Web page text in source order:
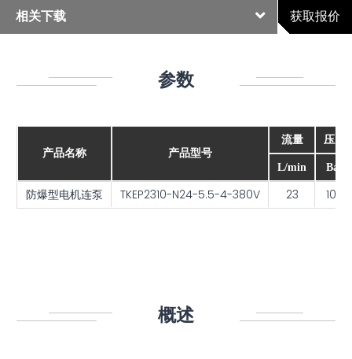
相关下载
概述
应用领域
相关下载
获取报价
参数
产品名称 产品型号
流量 压力
L/min Bar
防爆型电机连泵 TKEP2310-N24-5.5-4-380V 23 100
概述